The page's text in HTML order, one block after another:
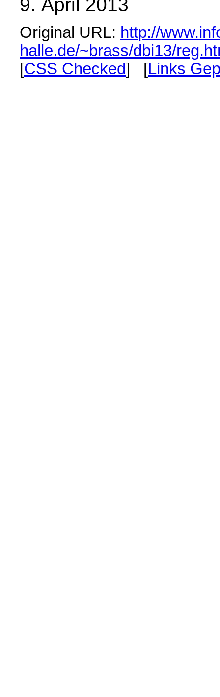
9. April 2013
Original URL: http://
halle.de/~brass/dbi13/
[CSS Checked] [Links